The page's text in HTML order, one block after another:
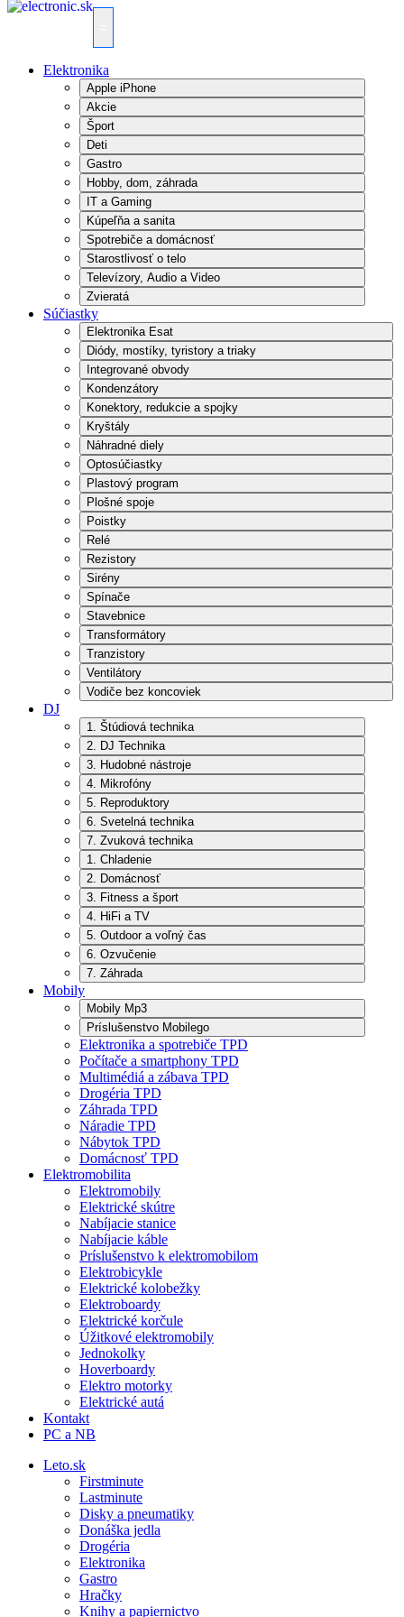
Elektronika
Apple iPhone
Akcie
Šport
Deti
Gastro
Hobby, dom, záhrada
IT a Gaming
Kúpeľňa a sanita
Spotrebiče a domácnosť
Starostlivosť o telo
Televízory, Audio a Video
Zvieratá
Súčiastky
Elektronika Esat
Diódy, mostíky, tyristory a triaky
Integrované obvody
Kondenzátory
Konektory, redukcie a spojky
Kryštály
Náhradné diely
Optosúčiastky
Plastový program
Plošné spoje
Poistky
Relé
Rezistory
Sirény
Spínače
Stavebnice
Transformátory
Tranzistory
Ventilátory
Vodiče bez koncoviek
DJ
1. Štúdiová technika
2. DJ Technika
3. Hudobné nástroje
4. Mikrofóny
5. Reproduktory
6. Svetelná technika
7. Zvuková technika
1. Chladenie
2. Domácnosť
3. Fitness a šport
4. HiFi a TV
5. Outdoor a voľný čas
6. Ozvučenie
7. Záhrada
Mobily
Mobily Mp3
Príslušenstvo Mobilego
Elektronika a spotrebiče TPD
Počítače a smartphony TPD
Multimédiá a zábava TPD
Drogéria TPD
Záhrada TPD
Náradie TPD
Nábytok TPD
Domácnosť TPD
Elektromobilita
Elektromobily
Elektrické skútre
Nabíjacie stanice
Nabíjacie káble
Príslušenstvo k elektromobilom
Elektrobicykle
Elektrické kolobežky
Elektroboardy
Elektrické korčule
Úžitkové elektromobily
Jednokolky
Hoverboardy
Elektro motorky
Elektrické autá
Kontakt
PC a NB
Leto.sk
Firstminute
Lastminute
Disky a pneumatiky
Donáška jedla
Drogéria
Elektronika
Gastro
Hračky
Knihy a papiernictvo